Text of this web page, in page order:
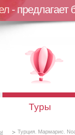
-
Туры
Турция. Мармарис.